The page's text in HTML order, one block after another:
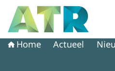
Naar de homepage van
Home Actueel